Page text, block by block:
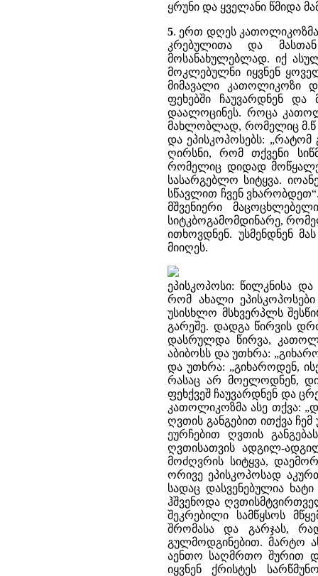
ყრუნი და ყველანი წმიდა
5. ერთ დღეს კათოლიკოზმა
კრებულითა და
მოსანახულებლად. იქ
მოკლებულნი იყვნენ
მიმავალი კათოლიკოზი
ფეხებში ჩაუვარდნენ და
დაალოცინეს. როცა
მახლობლად, რომელიც მ.წ
და ეპისკოპოსებს:
ღირსნი, რომ თქვენი
რომელიც დიდად მოწყალე
სასარგებლო სიტყვა.
სწავლით ჩვენ
მშვენიერი
სიტკბოგამომდინარე,
ითხოვდნენ. უსმენდნენ
მიიღეს.
ეპისკოპოსი: წილკნისა
რომ ახალი
უსისხლო მსხვერპლს
გარეშე. დადგა წირვის
დასრულდა წირვა,
აბიბოსს და უთხრა:
და უთხრა: „გიხაროდენ,
რასაც არ მოელოდნენ,
ფეხქვეშ ჩაუვარდნენ და
კათოლიკოზმა ასე თქვა:
ღვთის განგებით ითქვა ჩემ
ეურჩებით ღვთის
ღვთისათვის ადგილ-
მოძღვრის სიტყვა,
ორივე ეპისკოპოსად
სადაც დასვენებულია
ჰშვენოდა
შეკრებილი სამწყსოს
შრომასა და გარჯას,
გულმოდგინებით. მარტო
აენთო საღმრთო შურით
იყვნენ ქრისტეს